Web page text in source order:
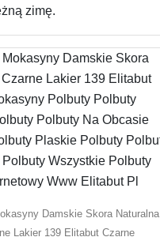
zimę.
Damskie Skora Naturalna
Lakier 139 Elitabut Czarne